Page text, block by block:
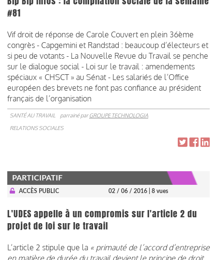
#81
Vif droit de réponse de Carole Couvert en plein 36ème
congrès - Capgemini et Randstad : beaucoup d’électeurs et
si peu de votants - La Nouvelle Revue du Travail se penche
sur le dialogue social - Loi sur le travail : amendements
spéciaux « CHSCT » au Sénat - Les salariés de l’Office
européen des brevets ne font pas confiance au président
français de l’organisation
SANTÉ AU TRAVAIL parrainé parGROUPE TECHNOLOGIA
RELATIONS SOCIALES
PARTICIPATIF
ACCÈS PUBLIC 02 / 06 / 2016 | 8 vues
L'UDES appelle à un compromis sur l'article 2 du
projet de loi sur le travail
L’article 2 stipule que la « primauté de l’accord d’entreprise
en matière de durée du travail devient le principe de droit